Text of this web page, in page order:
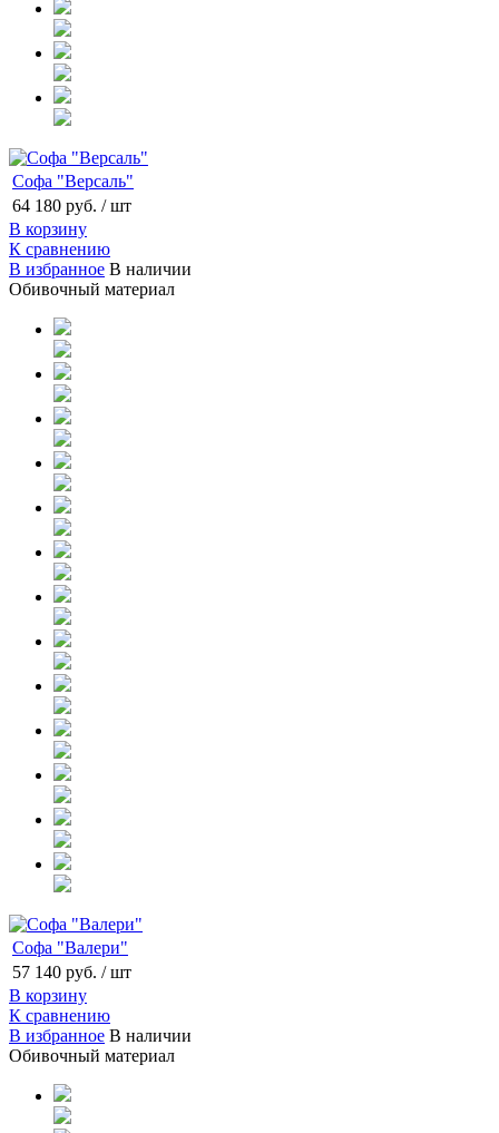
Софа "Версаль"
64 180 руб. / шт
В корзину
К сравнению
В избранное В наличии
Обивочный материал
Софа "Валери"
57 140 руб. / шт
В корзину
К сравнению
В избранное В наличии
Обивочный материал